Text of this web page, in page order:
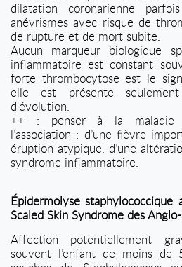
dilatation coronarienne
anévrismes avec risque de
de rupture et de mort subite.
Aucun marqueur biologique
inflammatoire est constant
forte thrombocytose est le
elle est présente
d'évolution.
++ : penser à la maladie
l’association : d’une fièvre
éruption atypique, d’une
syndrome inflammatoire.
Épidermolyse staphylococcique
Scaled Skin Syndrome des Anglo-
Affection potentiellement
souvent l’enfant de moins